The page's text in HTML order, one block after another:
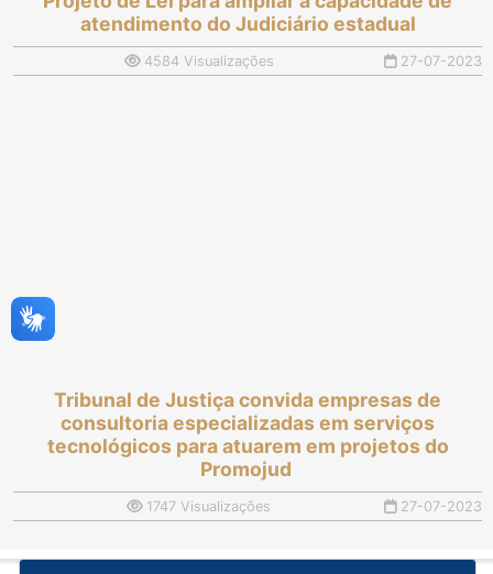
atendimento do Judiciário estadual
4584 Visualizações 27-07-2023
Tribunal de Justiça convida empresas de
consultoria especializadas em serviços
tecnológicos para atuarem em projetos do
Promojud
1747 Visualizações 27-07-2023